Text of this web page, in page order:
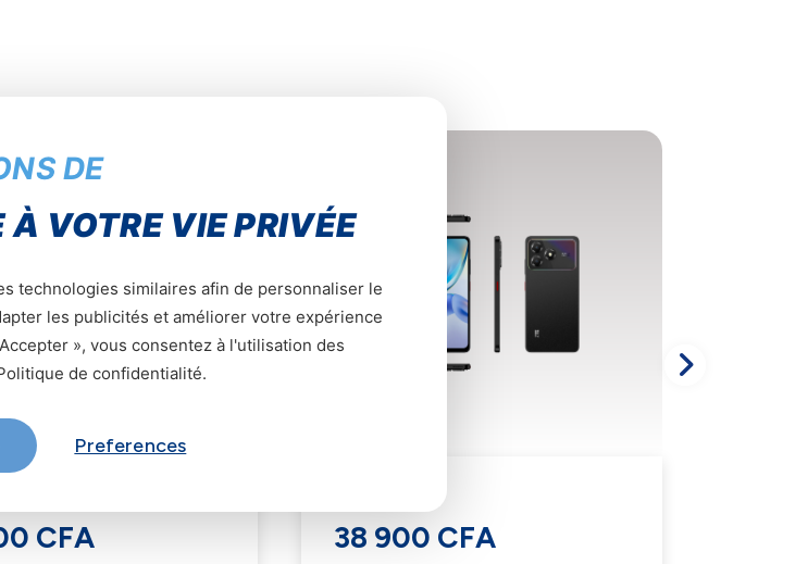
CFA 38 900 CFA
DE
À VOTRE VIE PRIVÉE
technologies similaires afin de personnaliser le
les publicités et améliorer votre expérience
», vous consentez à l'utilisation des
de confidentialité.
Preferences